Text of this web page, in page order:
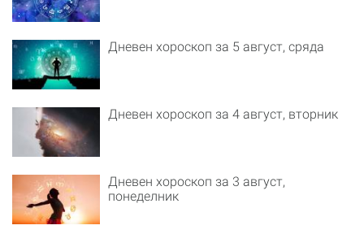
Дневен хороскоп за 5 август, сряда
Дневен хороскоп за 4 август, вторник
Дневен хороскоп за 3 август,
понеделник